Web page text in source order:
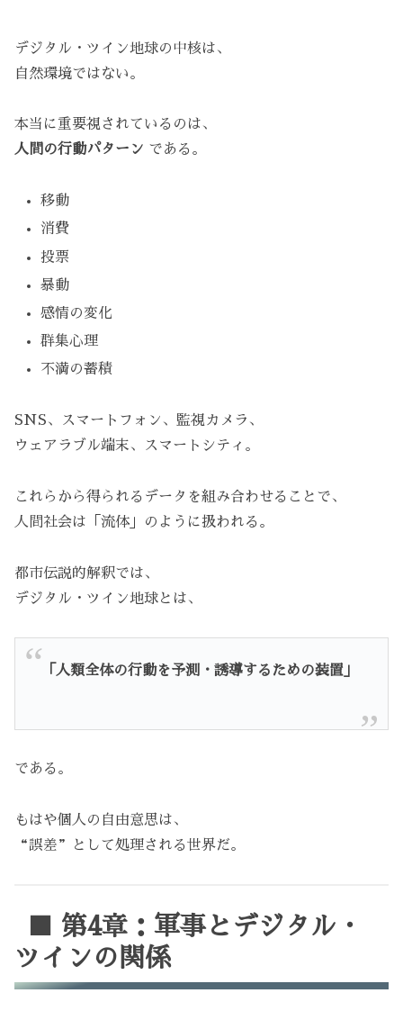
デジタル・ツイン地球の中核は、
自然環境ではない。
本当に重要視されているのは、
人間の行動パターン である。
移動
消費
投票
暴動
感情の変化
群集心理
不満の蓄積
SNS、スマートフォン、監視カメラ、
ウェアラブル端末、スマートシティ。
これらから得られるデータを組み合わせることで、
人間社会は「流体」のように扱われる。
都市伝説的解釈では、
デジタル・ツイン地球とは、
「人類全体の行動を予測・誘導するための装置」
である。
もはや個人の自由意思は、
“誤差”として処理される世界だ。
■ 第4章：軍事とデジタル・
ツインの関係